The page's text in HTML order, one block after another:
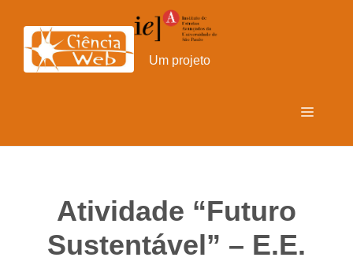
para
conteúdo
Um projeto
Menu
Atividade “Futuro
Sustentável” – E.E.